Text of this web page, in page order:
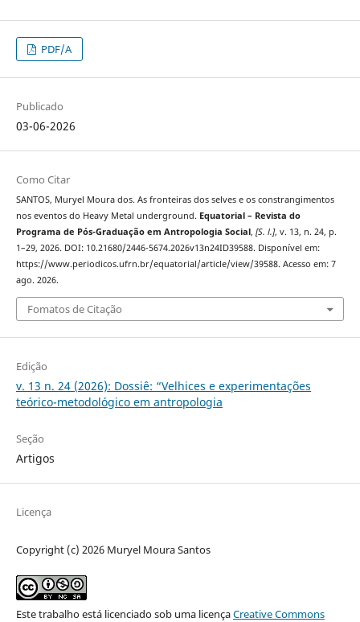
PDF/A
Publicado
03-06-2026
Como Citar
SANTOS, Muryel Moura dos. As fronteiras dos selves e os constrangimentos
nos eventos do Heavy Metal underground. Equatorial – Revista do
Programa de Pós-Graduação em Antropologia Social, [S. l.], v. 13, n. 24, p.
1–29, 2026. DOI: 10.21680/2446-5674.2026v13n24ID39588. Disponível em:
https://www.periodicos.ufrn.br/equatorial/article/view/39588. Acesso em: 7
ago. 2026.
Fomatos de Citação
Edição
v. 13 n. 24 (2026): Dossiê: “Velhices e experimentações
teórico-metodológico em antropologia
Seção
Artigos
Licença
Copyright (c) 2026 Muryel Moura Santos
Este trabalho está licenciado sob uma licençaCreative Commons